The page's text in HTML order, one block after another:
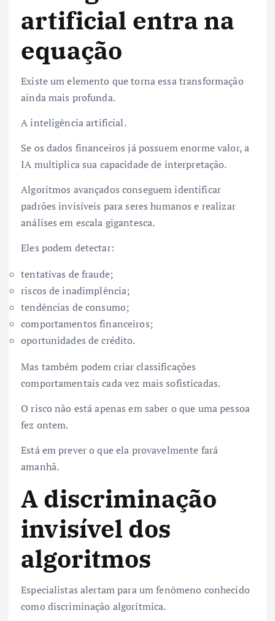
artificial entra na
equação
Existe um elemento que torna essa transformação
ainda mais profunda.
A inteligência artificial.
Se os dados financeiros já possuem enorme valor, a
IA multiplica sua capacidade de interpretação.
Algoritmos avançados conseguem identificar
padrões invisíveis para seres humanos e realizar
análises em escala gigantesca.
Eles podem detectar:
tentativas de fraude;
riscos de inadimplência;
tendências de consumo;
comportamentos financeiros;
oportunidades de crédito.
Mas também podem criar classificações
comportamentais cada vez mais sofisticadas.
O risco não está apenas em saber o que uma pessoa
fez ontem.
Está em prever o que ela provavelmente fará
amanhã.
A discriminação
invisível dos
algoritmos
Especialistas alertam para um fenômeno conhecido
como discriminação algorítmica.